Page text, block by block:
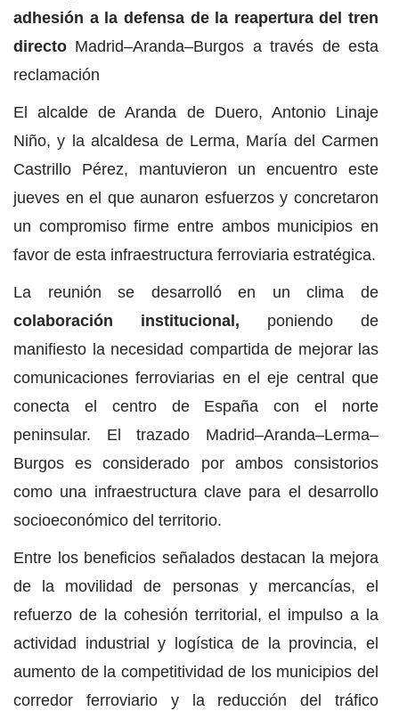
adhesión a la defensa de la reapertura del tren
directo Madrid–Aranda–Burgos a través de esta
reclamación
El alcalde de Aranda de Duero, Antonio Linaje
Niño, y la alcaldesa de Lerma, María del Carmen
Castrillo Pérez, mantuvieron un encuentro este
jueves en el que aunaron esfuerzos y concretaron
un compromiso firme entre ambos municipios en
favor de esta infraestructura ferroviaria estratégica.
La reunión se desarrolló en un clima de
colaboración institucional, poniendo de
manifiesto la necesidad compartida de mejorar las
comunicaciones ferroviarias en el eje central que
conecta el centro de España con el norte
peninsular. El trazado Madrid–Aranda–Lerma–
Burgos es considerado por ambos consistorios
como una infraestructura clave para el desarrollo
socioeconómico del territorio.
Entre los beneficios señalados destacan la mejora
de la movilidad de personas y mercancías, el
refuerzo de la cohesión territorial, el impulso a la
actividad industrial y logística de la provincia, el
aumento de la competitividad de los municipios del
corredor ferroviario y la reducción del tráfico